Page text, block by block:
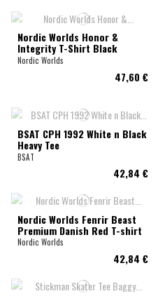
Nordic Worlds Honor &
Integrity T-Shirt Black
Nordic Worlds
47,60 €
BSAT CPH 1992 White n Black
Heavy Tee
BSAT
42,84 €
Nordic Worlds Fenrir Beast
Premium Danish Red T-shirt
Nordic Worlds
42,84 €